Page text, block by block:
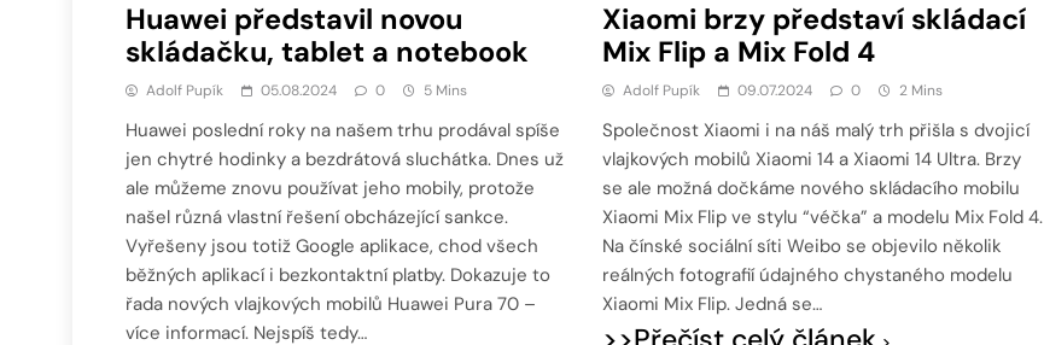
Huawei představil novou
skládačku, tablet a notebook
Adolf Pupík 05.08.2024 0 5 Mins
Huawei poslední roky na našem trhu prodával spíše
jen chytré hodinky a bezdrátová sluchátka. Dnes už
ale můžeme znovu používat jeho mobily, protože
našel různá vlastní řešení obcházející sankce.
Vyřešeny jsou totiž Google aplikace, chod všech
běžných aplikací i bezkontaktní platby. Dokazuje to
řada nových vlajkových mobilů Huawei Pura 70 –
více informací. Nejspíš tedy…
Xiaomi brzy představí skládací
Mix Flip a Mix Fold 4
Adolf Pupík 09.07.2024 0 2 Mins
Společnost Xiaomi i na náš malý trh přišla s dvojicí
vlajkových mobilů Xiaomi 14 a Xiaomi 14 Ultra. Brzy
se ale možná dočkáme nového skládacího mobilu
Xiaomi Mix Flip ve stylu “véčka” a modelu Mix Fold 4.
Na čínské sociální síti Weibo se objevilo několik
reálných fotografií údajného chystaného modelu
Xiaomi Mix Flip. Jedná se…